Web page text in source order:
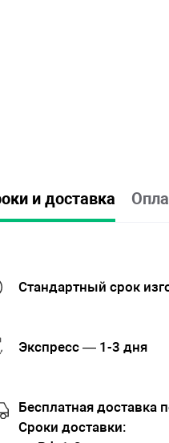
и доставка
Стандартный срок
Экспресс — 1-3 дня
Бесплатная доставка
Cроки доставки: